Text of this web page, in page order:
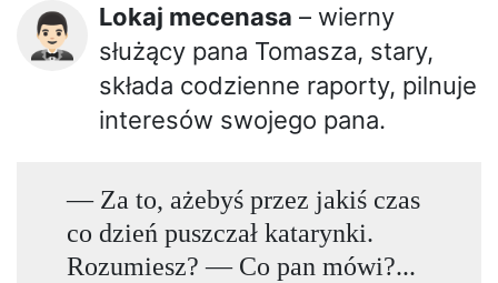
🤵🏻‍♂️ Lokaj mecenasa – wierny
służący pana Tomasza, stary,
składa codzienne raporty, pilnuje
interesów swojego pana.
— Za to, ażebyś przez jakiś czas
co dzień puszczał katarynki.
Rozumiesz? — Co pan mówi?...